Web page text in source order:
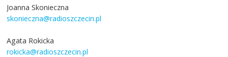
Joanna Skonieczna
skonieczna@radioszczecin.pl
Agata Rokicka
rokicka@radioszczecin.pl